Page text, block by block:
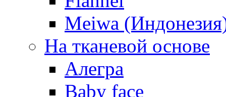
Meiwa
На тканевой основе
Алегра
Baby face